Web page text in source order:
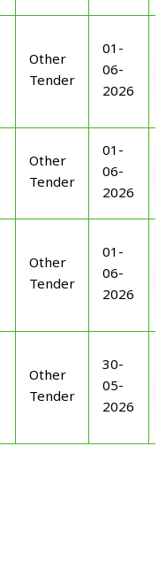
Other
Tender
01-
06-
2026
Other
Tender
01-
06-
2026
Other
Tender
01-
06-
2026
Other
Tender
30-
05-
2026